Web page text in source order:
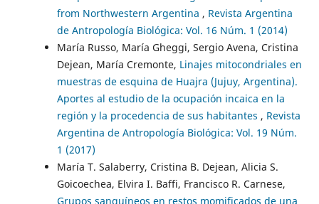
from Northwestern Argentina , Revista Argentina
de Antropología Biológica: Vol. 16 Núm. 1 (2014)
María Russo, María Gheggi, Sergio Avena, Cristina
Dejean, María Cremonte, Linajes mitocondriales en
muestras de esquina de Huajra (Jujuy, Argentina).
Aportes al estudio de la ocupación incaica en la
región y la procedencia de sus habitantes , Revista
Argentina de Antropología Biológica: Vol. 19 Núm.
1 (2017)
María T. Salaberry, Cristina B. Dejean, Alicia S.
Goicoechea, Elvira I. Baffi, Francisco R. Carnese,
Grupos sanguíneos en restos momificados de una